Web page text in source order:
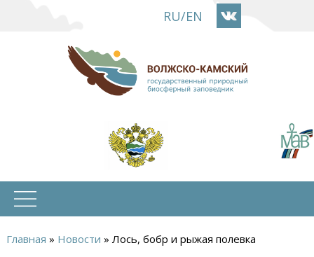
основному
содержанию
RU/EN
Главная » Новости » Лось, бобр и рыжая полевка